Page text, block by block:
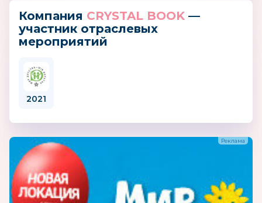
Компания CRYSTAL BOOK —
участник отраслевых
мероприятий
2021